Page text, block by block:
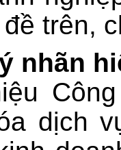
trên,
nhãn
dịch